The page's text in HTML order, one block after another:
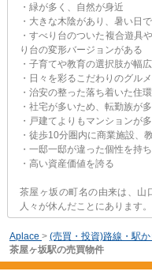
・緑が多く、自然が身近
・大きな木陰があり、暑い日
・すべり台のついた複合遊具
り台の変形バージョンがある
・子育てや教育の選択肢が幅
・日々を彩るこだわりのグル
・治安の整った落ち着いた住
・社宅が多いため、転勤族が
・戸建てよりもマンションが
・徒歩10分圏内に商業施設、
・一邸一邸が違った個性を持
・高い資産価値を誇る
茶屋ヶ坂の町名の由来は、山
人々が休んだことにあります。
Aplace > (売買・投資)路線・駅
茶屋ヶ坂駅の売買物件